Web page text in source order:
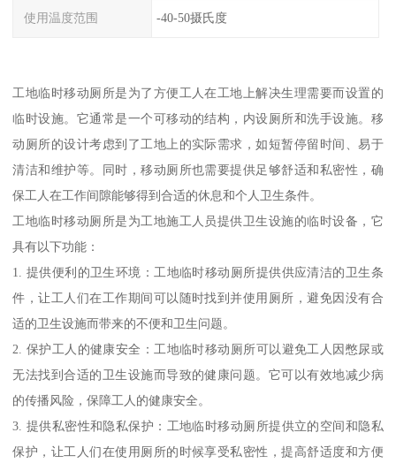
使用温度范围 -40-50摄氏度
工地临时移动厕所是为了方便工人在工地上解决生理需要而设置的
临时设施。它通常是一个可移动的结构，内设厕所和洗手设施。移
动厕所的设计考虑到了工地上的实际需求，如短暂停留时间、易于
清洁和维护等。同时，移动厕所也需要提供足够舒适和私密性，确
保工人在工作间隙能够得到合适的休息和个人卫生条件。
工地临时移动厕所是为工地施工人员提供卫生设施的临时设备，它
具有以下功能：
1. 提供便利的卫生环境：工地临时移动厕所提供供应清洁的卫生条
件，让工人们在工作期间可以随时找到并使用厕所，避免因没有合
适的卫生设施而带来的不便和卫生问题。
2. 保护工人的健康安全：工地临时移动厕所可以避免工人因憋尿或
无法找到合适的卫生设施而导致的健康问题。它可以有效地减少病
的传播风险，保障工人的健康安全。
3. 提供私密性和隐私保护：工地临时移动厕所提供立的空间和隐私
保护，让工人们在使用厕所的时候享受私密性，提高舒适度和方便